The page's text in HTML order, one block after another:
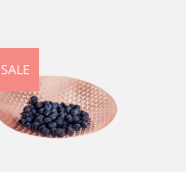
SALE